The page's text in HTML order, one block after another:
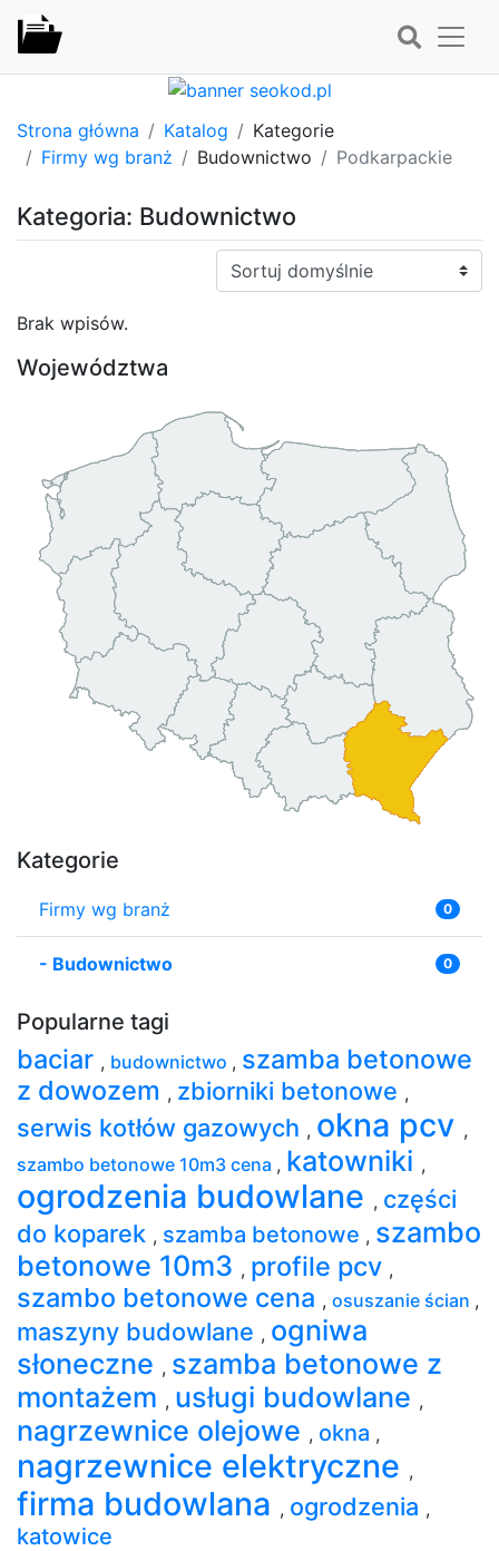
Strona główna Katalog
Kategorie
Firmy wg branż
Budownictwo Podkarpackie
Kategoria: Budownictwo
Sortuj:
Brak wpisów.
Województwa
Kategorie
Firmy wg branż 0
- Budownictwo 0
Popularne tagi
baciar , budownictwo , szamba betonowe
z dowozem , zbiorniki betonowe ,
serwis kotłów gazowych , okna pcv ,
szambo betonowe 10m3 cena , katowniki ,
ogrodzenia budowlane , części
do koparek , szamba betonowe , szambo
betonowe 10m3 , profile pcv ,
szambo betonowe cena , osuszanie ścian ,
maszyny budowlane , ogniwa
słoneczne , szamba betonowe z
montażem , usługi budowlane ,
nagrzewnice olejowe , okna ,
nagrzewnice elektryczne ,
firma budowlana , ogrodzenia ,
katowice